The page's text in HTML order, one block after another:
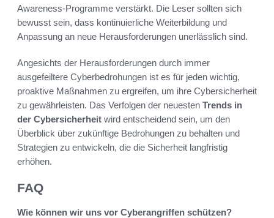
Awareness-Programme verstärkt. Die Leser sollten sich
bewusst sein, dass kontinuierliche Weiterbildung und
Anpassung an neue Herausforderungen unerlässlich sind.
Angesichts der Herausforderungen durch immer
ausgefeiltere Cyberbedrohungen ist es für jeden wichtig,
proaktive Maßnahmen zu ergreifen, um ihre Cybersicherheit
zu gewährleisten. Das Verfolgen der neuesten Trends in
der Cybersicherheit wird entscheidend sein, um den
Überblick über zukünftige Bedrohungen zu behalten und
Strategien zu entwickeln, die die Sicherheit langfristig
erhöhen.
FAQ
Wie können wir uns vor Cyberangriffen schützen?